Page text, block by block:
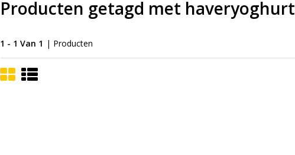
Producten getagd met haveryoghurt
1 - 1 Van 1 | Producten